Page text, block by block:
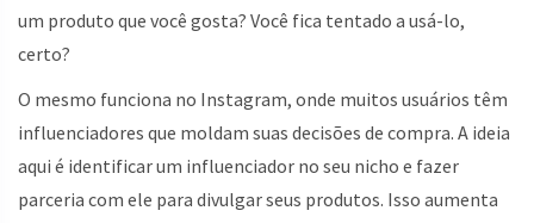
um produto que você gosta? Você fica tentado a usá-lo,
certo?
O mesmo funciona no Instagram, onde muitos usuários têm
influenciadores que moldam suas decisões de compra. A ideia
aqui é identificar um influenciador no seu nicho e fazer
parceria com ele para divulgar seus produtos. Isso aumenta